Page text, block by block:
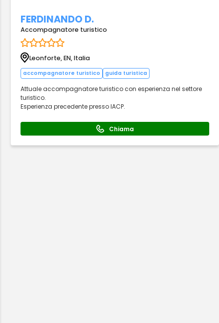
FERDINANDO D.
Accompagnatore turistico
Leonforte, EN, Italia
accompagnatore turistico guida turistica
Attuale accompagnatore turistico con esperienza nel settore
turistico.
Esperienza precedente presso IACP.
Chiama